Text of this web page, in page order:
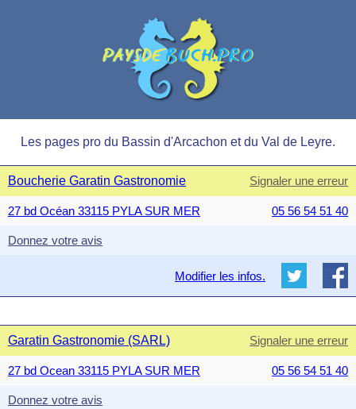
Les pages pro du Bassin d'Arcachon et du Val de Leyre.
Boucherie Garatin Gastronomie Signaler une erreur
27 bd Océan 33115 PYLA SUR MER 05 56 54 51 40
Donnez votre avis
Modifier les infos.
Garatin Gastronomie (SARL) Signaler une erreur
27 bd Ocean 33115 PYLA SUR MER 05 56 54 51 40
Donnez votre avis